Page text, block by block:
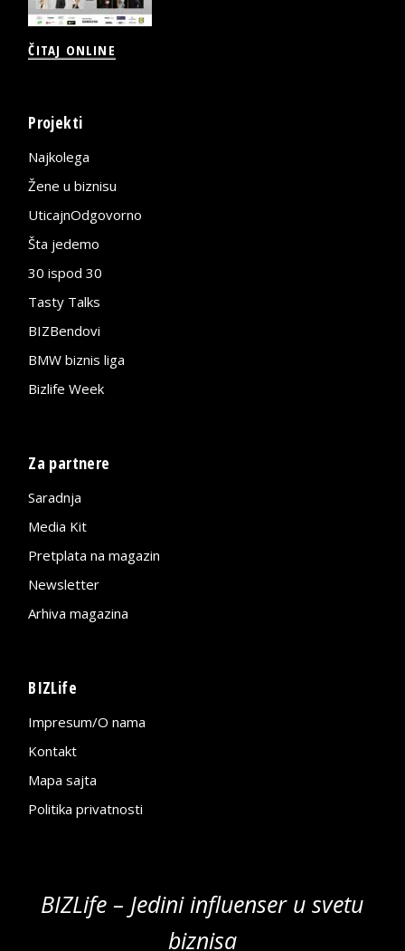
ČITAJ ONLINE
Projekti
Najkolega
Žene u biznisu
UticajnOdgovorno
Šta jedemo
30 ispod 30
Tasty Talks
BIZBendovi
BMW biznis liga
Bizlife Week
Za partnere
Saradnja
Media Kit
Pretplata na magazin
Newsletter
Arhiva magazina
BIZLife
Impresum/O nama
Kontakt
Mapa sajta
Politika privatnosti
BIZLife – Jedini influenser u svetu
biznisa